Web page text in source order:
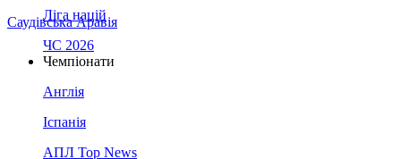
Саудівська Аравія
Ліга націй
ЧС 2026
Чемпіонати
Англія
Іспанія
АПЛ Top News